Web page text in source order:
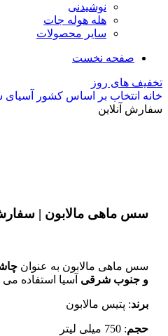
نوشیدنی
هله هوله جات
سایر محصولات
صفحه نخست
تخفیف های روز
خانه انتخاب بر اساس کشور
سفارش آنلاین
سس ماهی مالابون | سفارش
سس ماهی مالابون به عنوان
و جنوب شرقی آسیا استفاده
برند: پتیس مالابون
حجم: 750 میلی لیتر